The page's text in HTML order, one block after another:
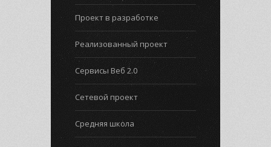
Проект в разработке
Реализованный проект
Сервисы Веб 2.0
Сетевой проект
Средняя школа